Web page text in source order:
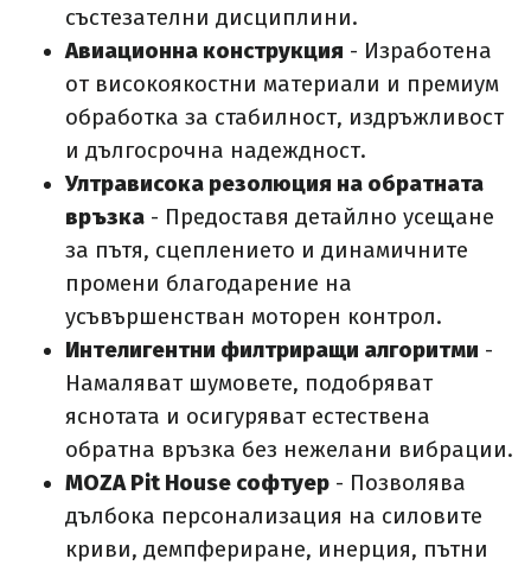
състезателни дисциплини.
Авиационна конструкция - Изработена
от високоякостни материали и премиум
обработка за стабилност, издръжливост
и дългосрочна надеждност.
Ултрависока резолюция на обратната
връзка - Предоставя детайлно усещане
за пътя, сцеплението и динамичните
промени благодарение на
усъвършенстван моторен контрол.
Интелигентни филтриращи алгоритми -
Намаляват шумовете, подобряват
яснотата и осигуряват естествена
обратна връзка без нежелани вибрации.
MOZA Pit House софтуер - Позволява
дълбока персонализация на силовите
криви, демпфериране, инерция, пътни